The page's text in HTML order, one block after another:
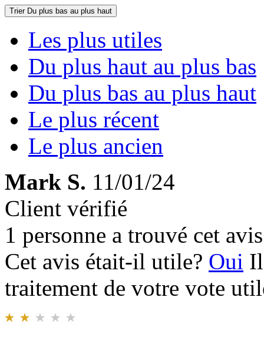
Trier Du plus bas au plus haut
Les plus utiles
Du plus haut au plus bas
Du plus bas au plus haut
Le plus récent
Le plus ancien
Mark S. 11/01/24
Client vérifié
1 personne a trouvé cet
Cet avis était-il utile? Oui
traitement de votre vote